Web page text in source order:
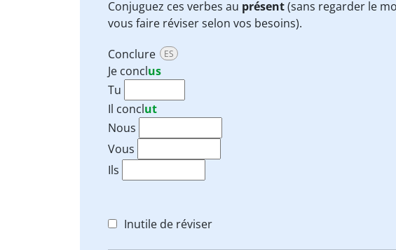
Conjuguez ces verbes au présent(sans regarder le
vous faire réviser selon vos besoins).
Conclure
ES
Je conclus
Tu
Il conclut
Nous
Vous
Ils
Inutile de réviser